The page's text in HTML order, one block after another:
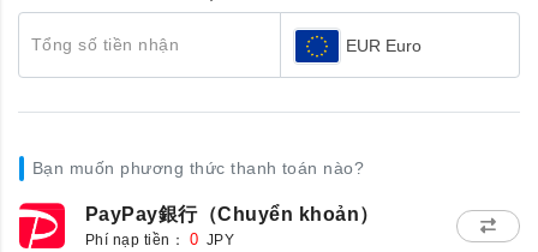
Tổng số tiền nhận EUR Euro
Bạn muốn phương thức thanh toán nào?
PayPay銀行（Chuyển khoản）
Phí nạp tiền： 0 JPY